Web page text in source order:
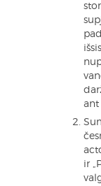
ant
ir